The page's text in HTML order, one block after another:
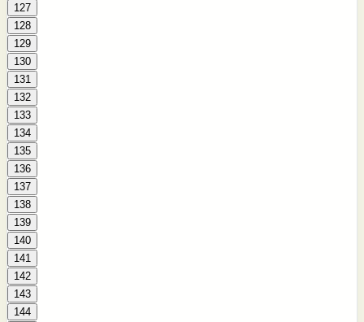
127
128
129
130
131
132
133
134
135
136
137
138
139
140
141
142
143
144